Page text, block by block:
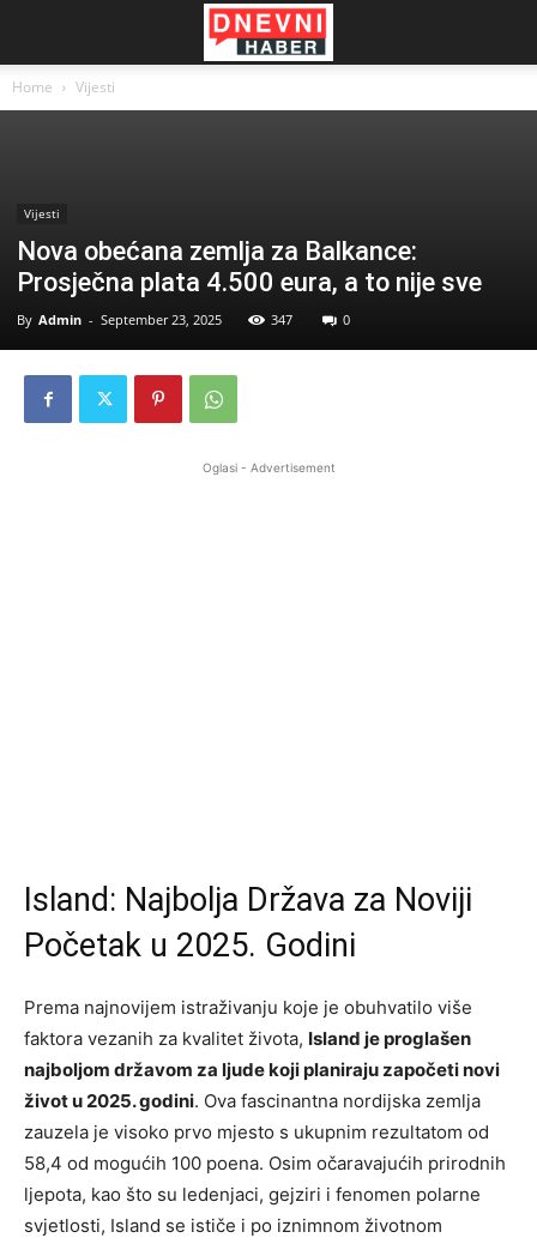
Home Vijesti
Vijesti
Nova obećana zemlja za Balkance:
Prosječna plata 4.500 eura, a to nije sve
By Admin - September 23, 2025 347 0
Oglasi - Advertisement
Island: Najbolja Država za Noviji
Početak u 2025. Godini
Prema najnovijem istraživanju koje je obuhvatilo više
faktora vezanih za kvalitet života, Island je proglašen
najboljom državom za ljude koji planiraju započeti novi
život u 2025. godini. Ova fascinantna nordijska zemlja
zauzela je visoko prvo mjesto s ukupnim rezultatom od
58,4 od mogućih 100 poena. Osim očaravajućih prirodnih
ljepota, kao što su ledenjaci, gejziri i fenomen polarne
svjetlosti, Island se ističe i po iznimnom životnom